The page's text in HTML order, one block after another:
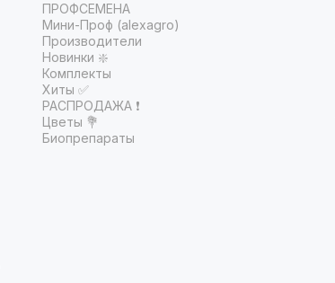
ПРОФСЕМЕНА
Мини-Проф (alexagro)
Производители
Новинки ❇️
Комплекты
Хиты ✅
РАСПРОДАЖА ❗️
Цветы 💐
Биопрепараты